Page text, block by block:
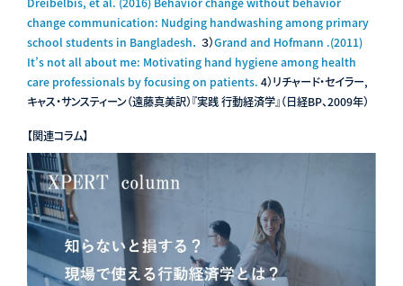
change communication: Nudging handwashing among primary
school students in Bangladesh． ３）Grand and Hofmann .(2011)
It’s not all about me: Motivating hand hygiene among health
care professionals by focusing on patients. 4）リチャード・セイラー,
キャス・サンスティーン（遠藤真美訳）『実践 行動経済学』（日経BP、2009年）
【関連コラム】